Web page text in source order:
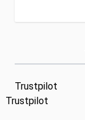
Trustpilot
Trustpilot